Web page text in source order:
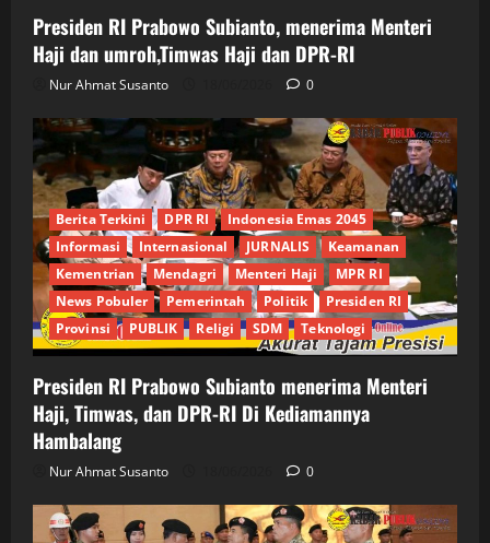
Presiden RI Prabowo Subianto, menerima Menteri
Haji dan umroh,Timwas Haji dan DPR-RI
Nur Ahmat Susanto 0
Berita Terkini DPR RI
Indonesia Emas 2045
Informasi
Internasional JURNALIS
Keamanan
Kementrian
Mendagri Menteri Haji
MPR RI
News Pobuler
Pemerintah Politik
Presiden RI
Provinsi
PUBLIK Religi SDM Teknologi
Presiden RI Prabowo Subianto menerima Menteri
Haji, Timwas, dan DPR-RI Di Kediamannya
Hambalang
Nur Ahmat Susanto 0